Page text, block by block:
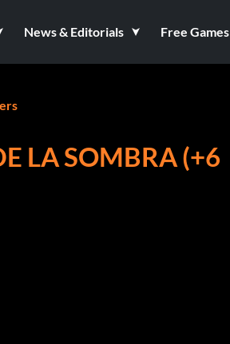
News & Editorials Free Games
LA SOMBRA (+6